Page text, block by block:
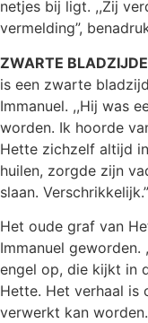
netjes bij ligt. ,,Zij
vermelding”,
ZWARTE BLADZIJDE
is een zwarte
Immanuel. ,,Hij was
worden. Ik hoorde
Hette zichzelf altijd
huilen, zorgde zijn
slaan. Verschrikkelijk.”
Het oude graf van
Immanuel geworden.
engel op, die kijkt in
Hette. Het verhaal is
verwerkt kan